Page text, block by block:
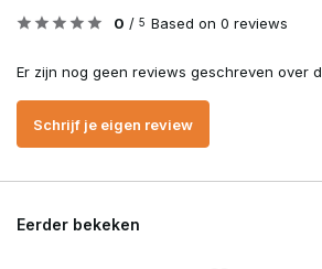
0 / 5 Based on 0 reviews
Er zijn nog geen reviews geschreven over
Schrijf je eigen review
Eerder bekeken